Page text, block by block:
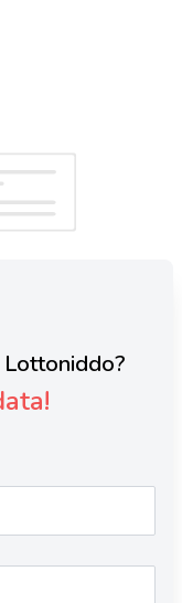
Lottoniddo?